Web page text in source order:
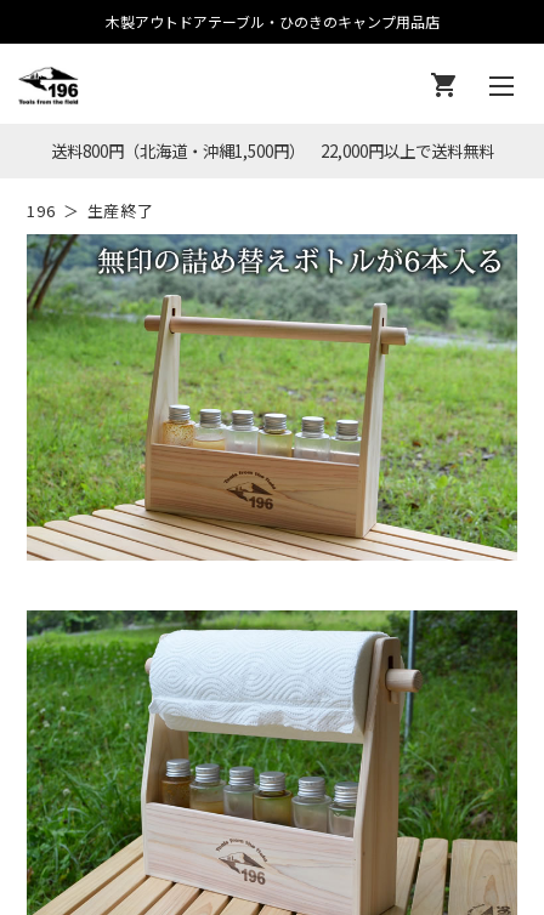
木製アウトドアテーブル・ひのきのキャンプ用品店
送料800円（北海道・沖縄1,500円） 22,000円以上で送料無料
196 生産終了